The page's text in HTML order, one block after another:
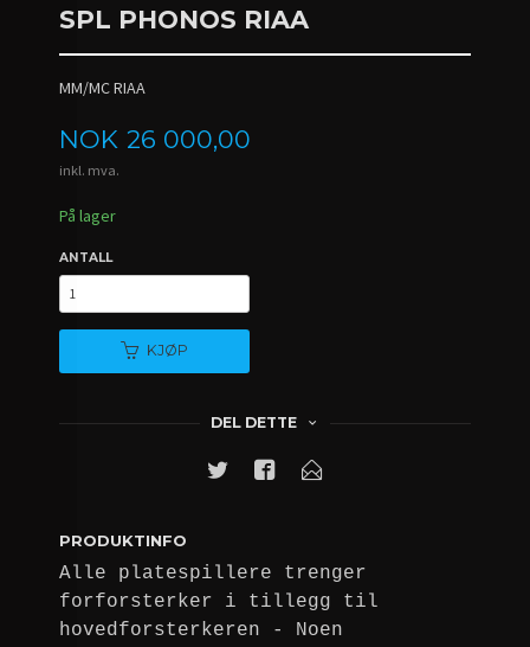
SPL PHONOS RIAA
MM/MC RIAA
Pris
NOK 26 000,00
inkl. mva.
På lager
ANTALL
KJØP
DEL DETTE
PRODUKTINFO
Alle platespillere trenger
forforsterker i tillegg til
hovedforsterkeren - Noen